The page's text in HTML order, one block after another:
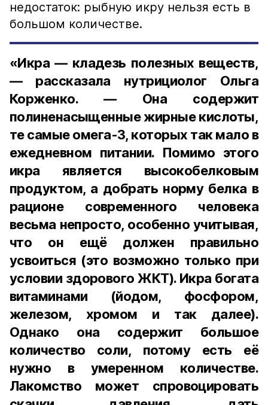
недостаток: рыбную икру нельзя есть в
большом количестве.
«Икра — кладезь полезных веществ,
— рассказала нутрициолог Ольга
Корженко. — Она содержит
полиненасыщенные жирные кислоты,
те самые омега-3, которых так мало в
ежедневном питании. Помимо этого
икра является высокобелковым
продуктом, а добрать норму белка в
рационе современного человека
весьма непросто, особенно учитывая,
что он ещё должен правильно
усвоиться (это возможно только при
условии здорового ЖКТ). Икра богата
витаминами (йодом, фосфором,
железом, хромом и так далее).
Однако она содержит большое
количество соли, потому есть её
нужно в умеренном количестве.
Лакомство может спровоцировать